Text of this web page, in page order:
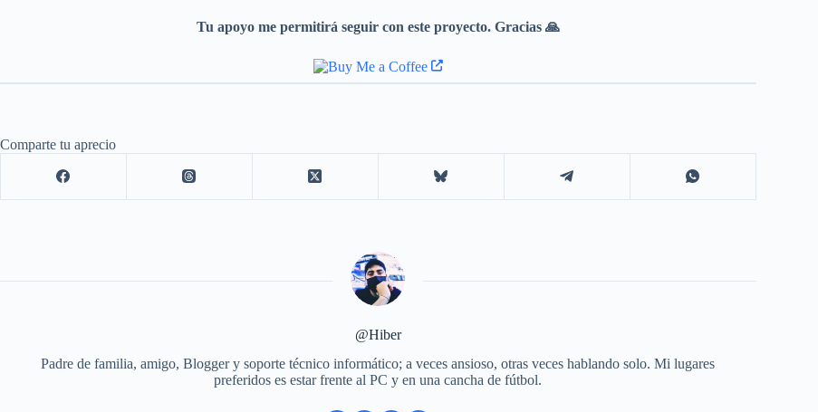
Tu apoyo me permitirá seguir con este proyecto. Gracias 🙏
Comparte tu aprecio
@Hiber
Padre de familia, amigo, Blogger y soporte técnico informático; a veces ansioso, otras veces hablando solo. Mi lugares
preferidos es estar frente al PC y en una cancha de fútbol.